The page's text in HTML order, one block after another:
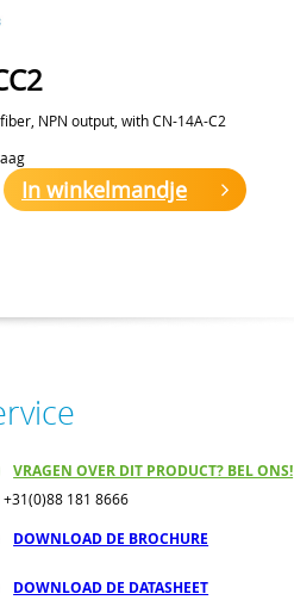
NPN output, with CN-14A-C2
In winkelmandje
VRAGEN OVER DIT PRODUCT? BEL ONS!
+31(0)88 181 8666
DOWNLOAD DE BROCHURE
DOWNLOAD DE DATASHEET